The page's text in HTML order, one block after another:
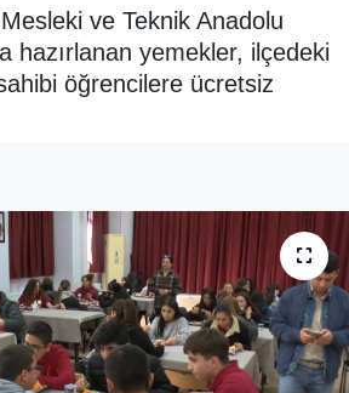
ve Teknik Anadolu
hazırlanan yemekler, ilçedeki
öğrencilere ücretsiz